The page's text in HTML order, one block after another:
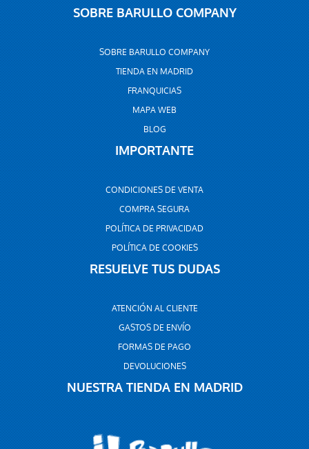
SOBRE BARULLO COMPANY
SOBRE BARULLO COMPANY
TIENDA EN MADRID
FRANQUICIAS
MAPA WEB
BLOG
IMPORTANTE
CONDICIONES DE VENTA
COMPRA SEGURA
POLÍTICA DE PRIVACIDAD
POLÍTICA DE COOKIES
RESUELVE TUS DUDAS
ATENCIÓN AL CLIENTE
GASTOS DE ENVÍO
FORMAS DE PAGO
DEVOLUCIONES
NUESTRA TIENDA EN MADRID